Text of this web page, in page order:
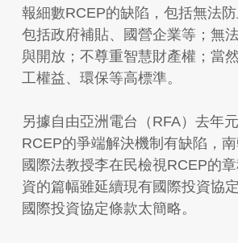
報細數RCEP的缺陷，包括無法防
包括政府補貼、國營企業等；無
與開放；不尊重智慧財產權；當
工權益、環保等高標準。
另據自由亞洲電台（RFA）去年
RCEP的爭端解決機制有缺陷，
國際法教授李在民檢視RCEP的
資的篇幅雖延續現有國際投資協
國際投資協定條款太簡略。